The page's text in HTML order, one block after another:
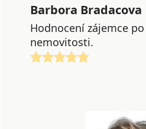
Barbora Bradacova
Hodnocení zájemce
nemovitosti.